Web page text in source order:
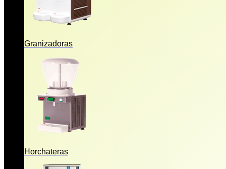
Granizadoras
Horchateras